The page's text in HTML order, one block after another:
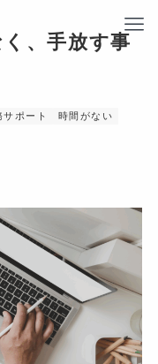
、手放す事
サポート
時間がない